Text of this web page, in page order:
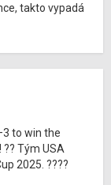
takto vypadá
to win the
?? Tým USA
2025. ????